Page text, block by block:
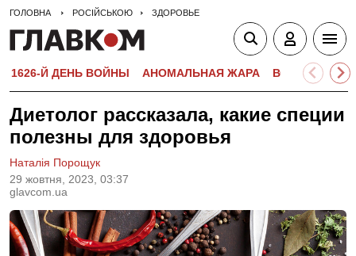
ГОЛОВНА РОСІЙСЬКОЮ ЗДОРОВЬЕ
1626-Й ДЕНЬ ВОЙНЫ АНОМАЛЬНАЯ ЖАРА
Диетолог рассказала, какие специи
полезны для здоровья
29 жовтня, 2023, 03:37
glavcom.ua
Наталія Порощук